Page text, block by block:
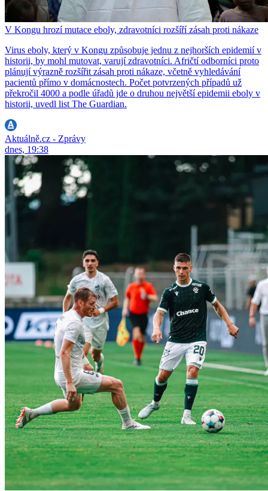
V Kongu hrozí mutace eboly, zdravotníci rozšíří zásah proti nákaze
Virus eboly, který v Kongu způsobuje jednu z nejhorších epidemií v
historii, by mohl mutovat, varují zdravotníci. Afričtí odborníci proto
plánují výrazně rozšířit zásah proti nákaze, včetně vyhledávání
pacientů přímo v domácnostech. Počet potvrzených případů už
překročil 4000 a podle úřadů jde o druhou největší epidemii eboly v
historii, uvedl list The Guardian.
Aktuálně.cz - Zprávy
dnes, 19:38